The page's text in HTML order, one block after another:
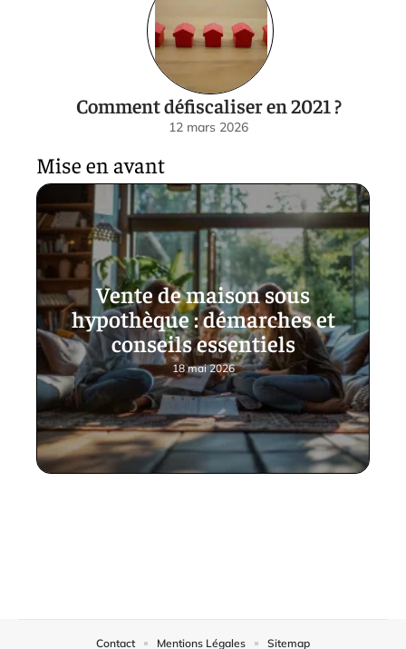
Comment défiscaliser en 2021 ?
12 mars 2026
Mise en avant
Vente de maison sous
hypothèque : démarches et
conseils essentiels
18 mai 2026
Contact Mentions Légales Sitemap